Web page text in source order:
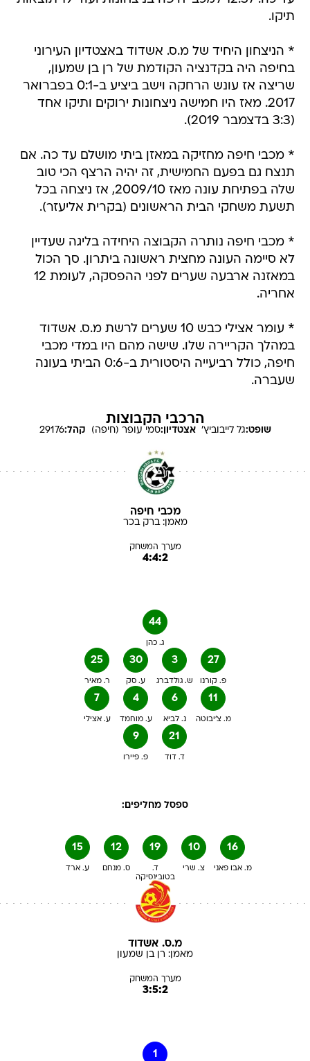
תיקו.
* הניצחון היחיד של מ.ס. אשדוד באצטדיון העירוני
בחיפה היה בקדנציה הקודמת של רן בן שמעון,
שריצה אז עונש הרחקה וישב ביציע ב-0:1 בפברואר
2017. מאז היו חמישה ניצחונות ירוקים ותיקו אחד
(3:3 בדצמבר 2019).
* מכבי חיפה מחזיקה במאזן ביתי מושלם עד כה. אם
תנצח גם בפעם החמישית, זה יהיה הרצף הכי טוב
שלה בפתיחת עונה מאז 2009/10, אז ניצחה בכל
תשעת משחקי הבית הראשונים (בקרית אליעזר).
* מכבי חיפה נותרה הקבוצה היחידה בליגה שעדיין
לא סיימה העונה מחצית ראשונה ביתרון. סך הכול
במאזנה ארבעה שערים לפני ההפסקה, לעומת 12
אחריה.
* עומר אצילי כבש 10 שערים לרשת מ.ס. אשדוד
במהלך הקריירה שלו. שישה מהם היו במדי מכבי
חיפה, כולל רביעייה היסטורית ב-0:6 הביתי בעונה
שעברה.
הרכבי הקבוצות
שופט:גל לייבוביץ' אצטדיון:סמי עופר (חיפה) קהל:29176
מכבי חיפה
מאמן:ברק בכר
מערך המשחק
4:4:2
44
ג. כהן
25
ר. מאיר
30
ע. סק
3
ש. גולדברג
27
פ. קורנו
7
ע. אצילי
4
ע. מוחמד
6
נ. לביא
11
מ. צ'יבוטה
9
פ. פיירו
21
ד. דוד
ספסל מחליפים:
15
ע. ארד
12
ס. מנחם
19
ד.
בטובינסיקה
10
צ. שרי
16
מ. אבו פאני
מ.ס. אשדוד
מאמן: רן בן שמעון
מערך המשחק
3:5:2
1